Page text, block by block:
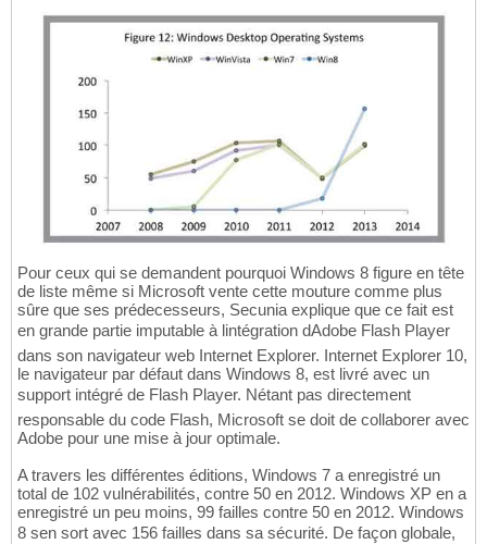
Pour ceux qui se demandent pourquoi Windows 8 figure en tête
de liste même si Microsoft vente cette mouture comme plus
sûre que ses prédecesseurs, Secunia explique que ce fait est
en grande partie imputable à lintégration dAdobe Flash Player
dans son navigateur web Internet Explorer. Internet Explorer 10,
le navigateur par défaut dans Windows 8, est livré avec un
support intégré de Flash Player. Nétant pas directement
responsable du code Flash, Microsoft se doit de collaborer avec
Adobe pour une mise à jour optimale.
A travers les différentes éditions, Windows 7 a enregistré un
total de 102 vulnérabilités, contre 50 en 2012. Windows XP en a
enregistré un peu moins, 99 failles contre 50 en 2012. Windows
8 sen sort avec 156 failles dans sa sécurité. De façon globale,